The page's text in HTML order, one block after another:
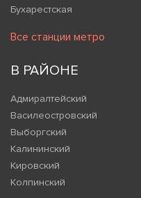
Бухарестская
Все станции метро
В РАЙОНЕ
Адмиралтейский
Василеостровский
Выборгский
Калининский
Кировский
Колпинский